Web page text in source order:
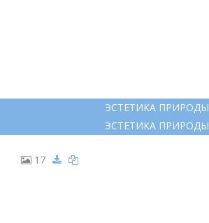
ЭСТЕТИКА ПРИРОДЫ
ЭСТЕТИКА ПРИРОДЫ
17